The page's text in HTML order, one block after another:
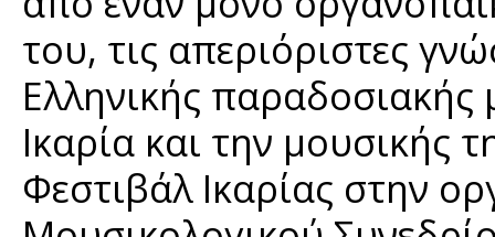
του, τις απεριόριστες
Ελληνικής παραδοσιακής
Ικαρία και την μουσικής
Φεστιβάλ Ικαρίας στην